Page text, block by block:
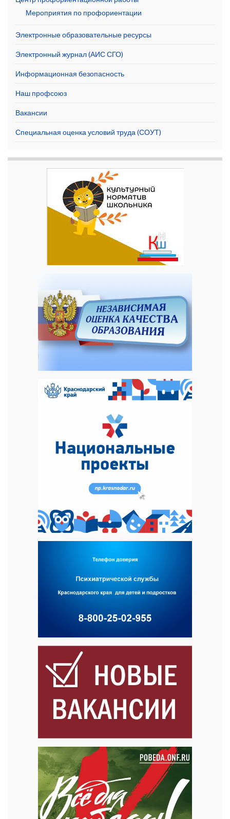
Мероприятия по профориентации
Электронные образовательные ресурсы
Электронный журнал (АИС СГО)
Информационная безопасность
Наш профсоюз
Вакансии
Специальная оценка условий труда (СОУТ)